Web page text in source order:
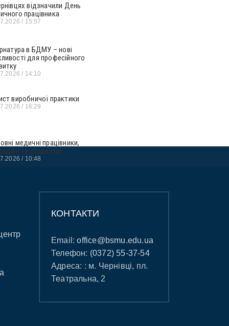
відзначили День
працівника
15:57
в БДМУ – нові
для професійного
14:10
виробничої практики
16:29
медичні працівники,
та студенти!
10:48
КОНТАКТИ
Email:office@bsmu.edu.ua
Телефон: (0372) 55-37-54
Адреса: : м. Чернівці, пл.
Театральна, 2